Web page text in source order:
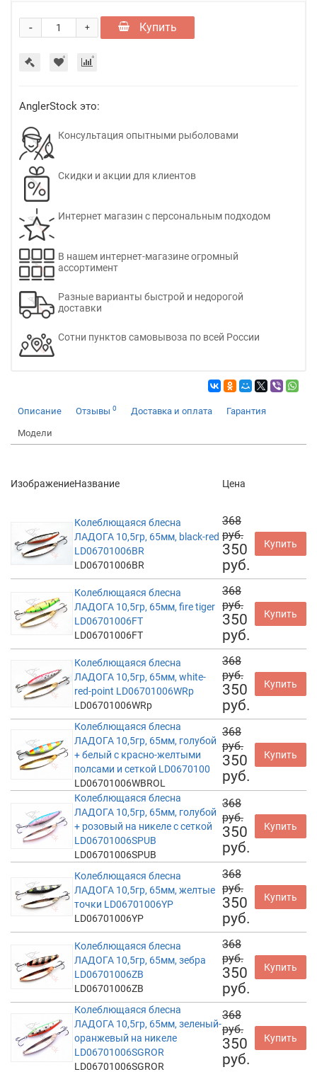
+
- Купить
AnglerStock это:
Консультация опытными рыболовами
Скидки и акции для клиентов
Интернет магазин с персональным подходом
В нашем интернет-магазине огромный
ассортимент
Разные варианты быстрой и недорогой
доставки
Сотни пунктов самовывоза по всей России
Описание Отзывы 0 Доставка и оплата Гарантия
Модели
ИзображениеНазвание Цена
Колеблющаяся блесна
ЛАДОГА 10,5гр, 65мм, black-red
LD06701006BR
LD06701006BR
368
руб.
350
руб.
Купить
Колеблющаяся блесна
ЛАДОГА 10,5гр, 65мм, fire tiger
LD06701006FT
LD06701006FT
368
руб.
350
руб.
Купить
Колеблющаяся блесна
ЛАДОГА 10,5гр, 65мм, white-
red-point LD06701006WRp
LD06701006WRp
368
руб.
350
руб.
Купить
Колеблющаяся блесна
ЛАДОГА 10,5гр, 65мм, голубой
+ белый с красно-желтыми
полсами и сеткой LD0670100
LD06701006WBROL
368
руб.
350
руб.
Купить
Колеблющаяся блесна
ЛАДОГА 10,5гр, 65мм, голубой
+ розовый на никеле с сеткой
LD06701006SPUB
LD06701006SPUB
368
руб.
350
руб.
Купить
Колеблющаяся блесна
ЛАДОГА 10,5гр, 65мм, желтые
точки LD06701006YP
LD06701006YP
368
руб.
350
руб.
Купить
Колеблющаяся блесна
ЛАДОГА 10,5гр, 65мм, зебра
LD06701006ZB
LD06701006ZB
368
руб.
350
руб.
Купить
Колеблющаяся блесна
ЛАДОГА 10,5гр, 65мм, зеленый-
оранжевый на никеле
LD06701006SGROR
LD06701006SGROR
368
руб.
350
руб.
Купить